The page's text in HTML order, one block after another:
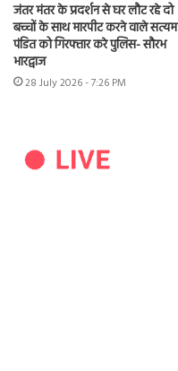
जंतर मंतर के प्रदर्शन से घर लौट रहे दो
बच्चों के साथ मारपीट करने वाले सत्यम
पंडित को गिरफ्तार करे पुलिस- सौरभ
भारद्वाज
28 July 2026 - 7:26 PM